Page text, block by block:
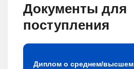
Документы для
поступления
Диплом о среднем/высшем